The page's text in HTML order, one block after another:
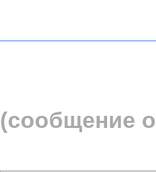
(сообщение